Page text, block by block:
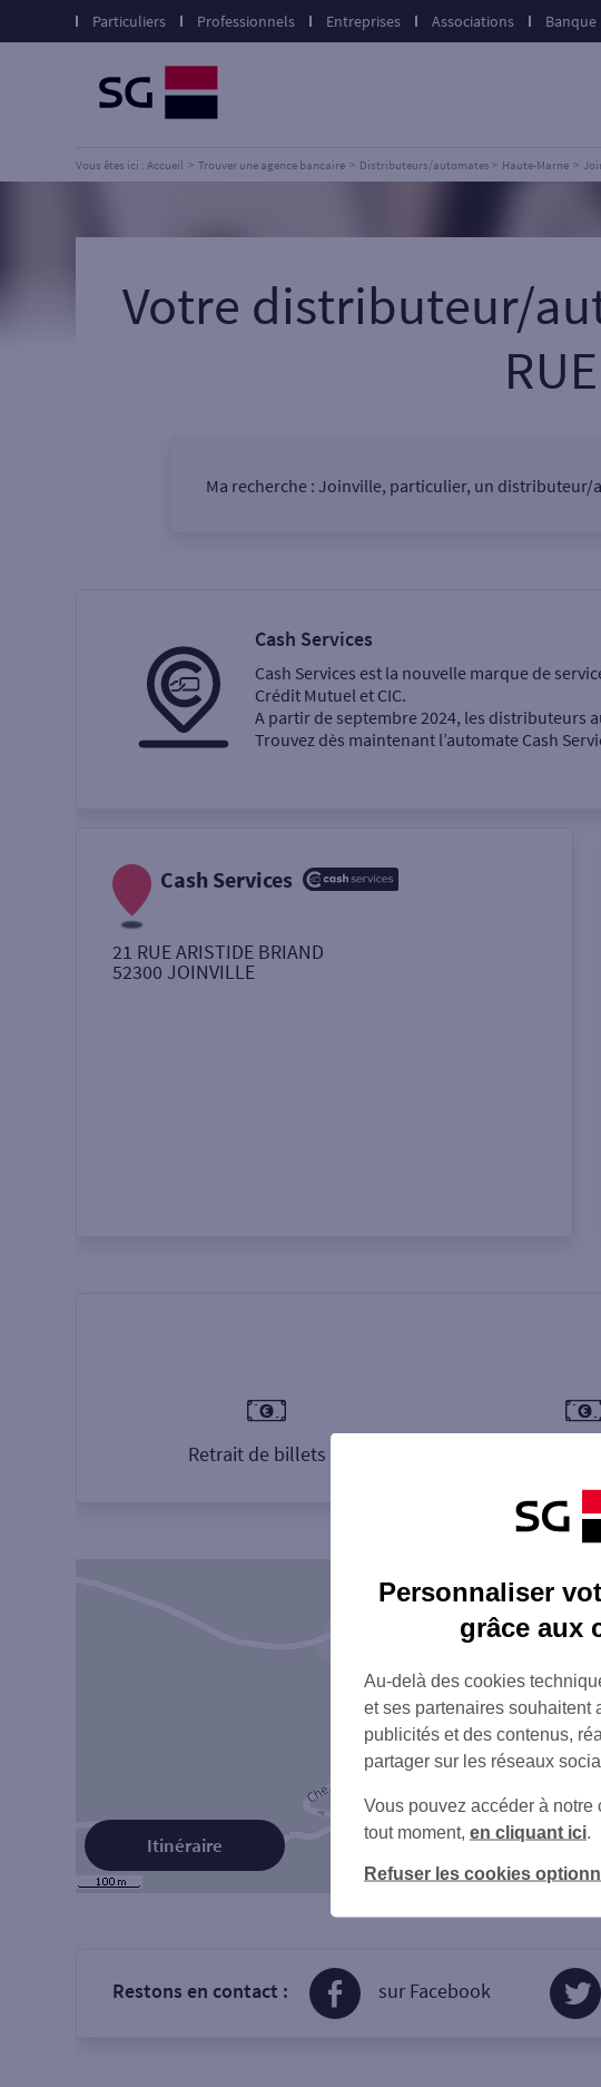
Particuliers Professionnels Entreprises Associations
Vous êtes ici : Accueil Trouver une agence bancaire Distributeurs/automates Haute-Marne
Votre distributeur/
Ma recherche : Joinville, particulier, un distributeur/
Ma recherche
Retrait de billets €
Cash Services
Cash Services est la nouvelle marque de
Crédit Mutuel et CIC.
A partir de septembre 2024, les distributeurs
Trouvez dès maintenant l’automate Cash
Cash Services
21 RUE ARISTIDE BRIAND
52300 JOINVILLE
Retrait de billets €
Itinéraire
Restons en contact : sur Facebook
Personnaliser
grâce aux
Au-delà des cookies
et ses partenaires souhaitent
publicités et des contenus,
partager sur les réseaux
Vous pouvez accéder à
tout moment, en cliquant ici
Refuser les cookies